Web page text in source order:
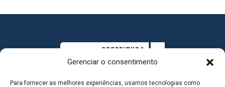
Gerenciar o consentimento
Para fornecer as melhores experiências, usamos tecnologias como